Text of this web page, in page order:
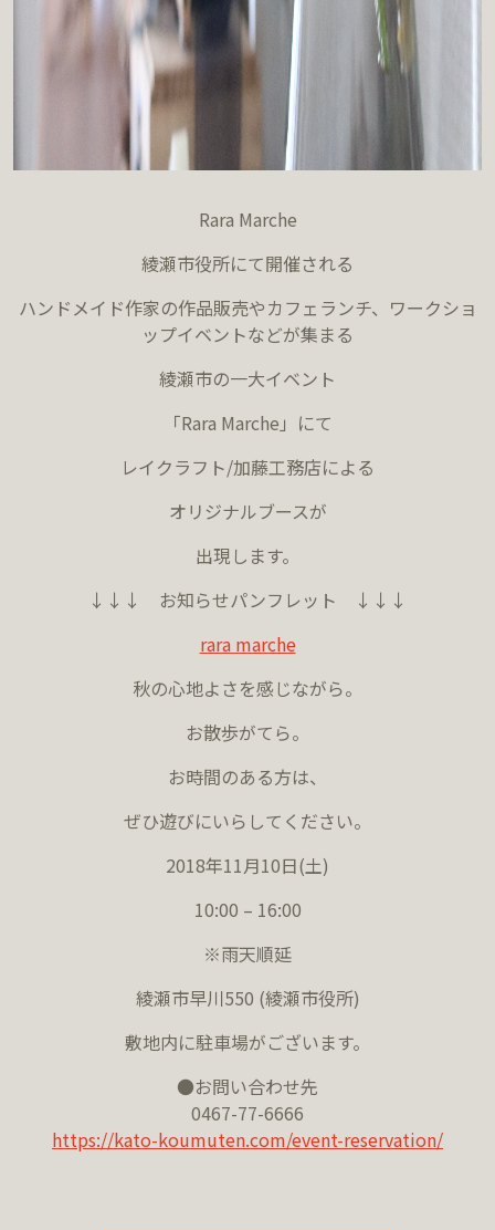
Rara Marche
綾瀬市役所にて開催される
ハンドメイド作家の作品販売やカフェランチ、ワークショ
ップイベントなどが集まる
綾瀬市の一大イベント
「Rara Marche」にて
レイクラフト/加藤工務店による
オリジナルブースが
出現します。
↓↓↓ お知らせパンフレット ↓↓↓
rara marche
秋の心地よさを感じながら。
お散歩がてら。
お時間のある方は、
ぜひ遊びにいらしてください。
2018年11月10日(土)
10:00 – 16:00
※雨天順延
綾瀬市早川550 (綾瀬市役所)
敷地内に駐車場がございます。
●お問い合わせ先
0467-77-6666
https://kato-koumuten.com/event-reservation/